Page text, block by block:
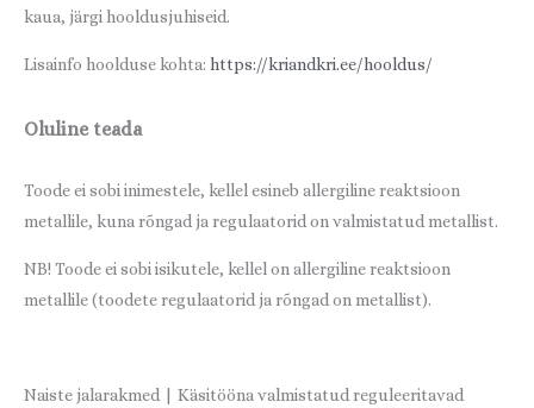
kaua, järgi hooldusjuhiseid.
Lisainfo hoolduse kohta: https://kriandkri.ee/hooldus/
Oluline teada
Toode ei sobi inimestele, kellel esineb allergiline reaktsioon
metallile, kuna rõngad ja regulaatorid on valmistatud metallist.
NB! Toode ei sobi isikutele, kellel on allergiline reaktsioon
metallile (toodete regulaatorid ja rõngad on metallist).
Naiste jalarakmed | Käsitööna valmistatud reguleeritavad